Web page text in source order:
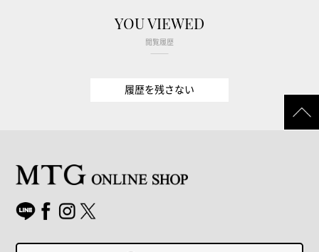
YOU VIEWED
閲覧履歴
履歴を残さない